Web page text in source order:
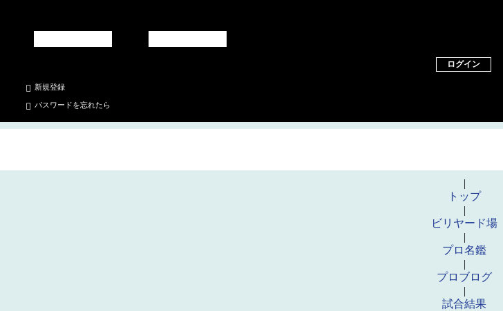
ログイン
新規登録
パスワードを忘れたら
|
トップ
|
ビリヤード場
|
プロ名鑑
|
プロブログ
|
試合結果